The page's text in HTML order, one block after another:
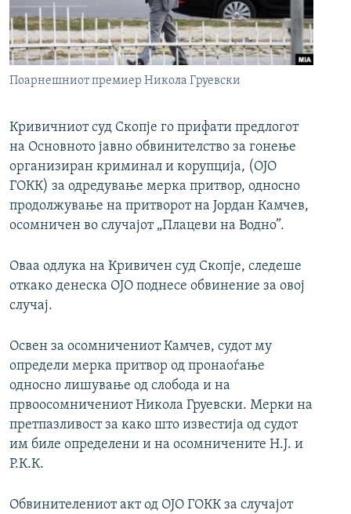
РСЕ веб страници
Поарнешниот премиер Никола Груевски
Кривичниот суд Скопје го прифати предлогот
на Основното јавно обвинителство за гонење
организиран криминал и корупција, (ОЈО
ГОКК) за одредување мерка притвор, односно
продолжување на притворот на Јордан Камчев,
осомничен во случајот „Плацеви на Водно”.
Оваа одлука на Кривичен суд Скопје, следеше
откако денеска ОЈО поднесе обвинение за овој
случај.
Освен за осомничениот Камчев, судот му
определи мерка притвор од пронаоѓање
односно лишување од слобода и на
првоосомничениот Никола Груевски. Мерки на
претпазливост за како што известија од судот
им биле определени и на осомничените Н.Ј. и
Р.К.К.
Обвинителениот акт од ОЈО ГОКК за случајот